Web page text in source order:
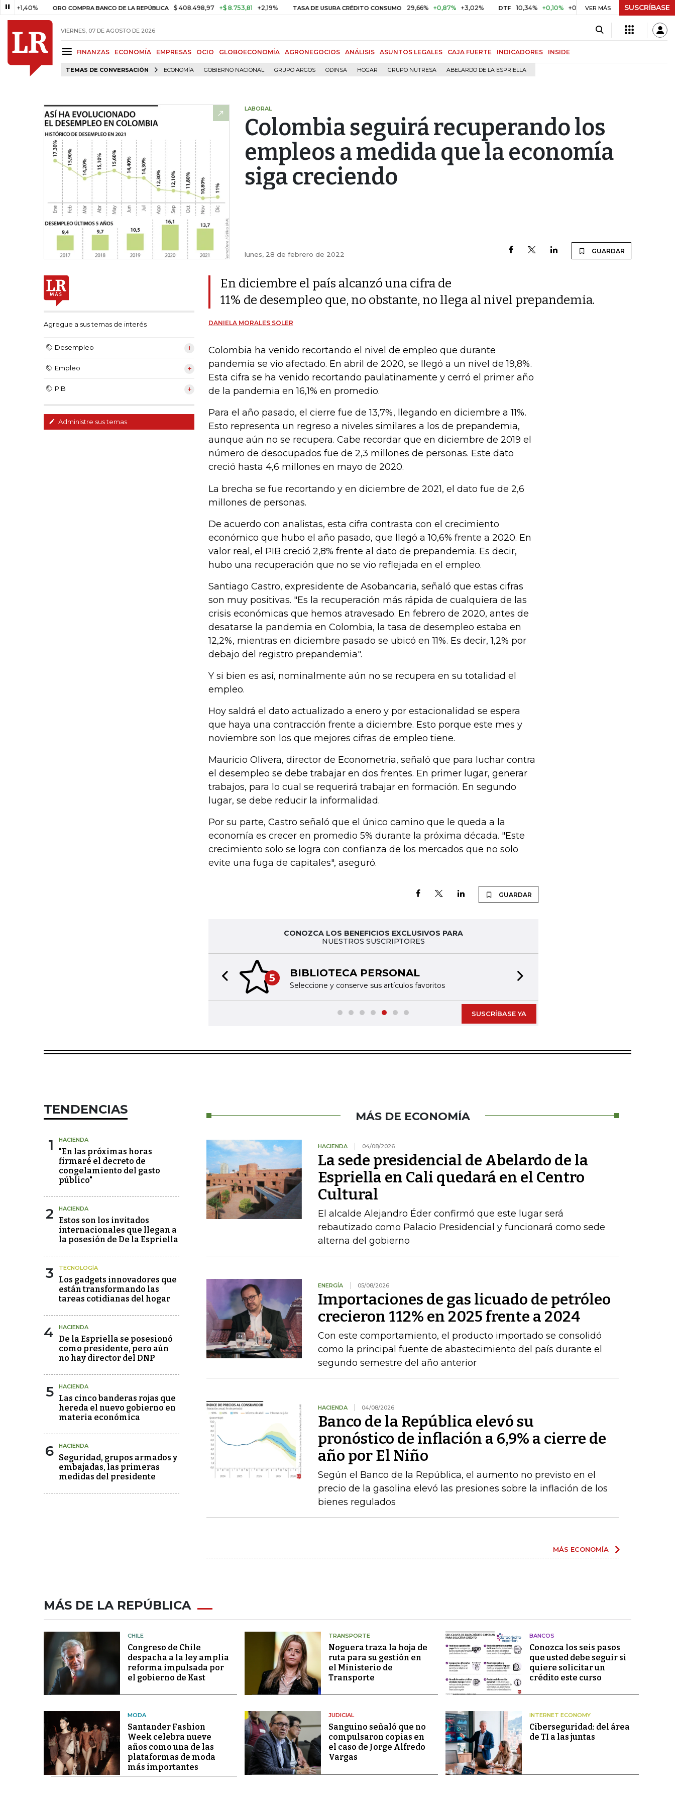
ORO COMPRA BANCO DE LA REPÚBLICA $ 408.498,97 +$ 8.753,81 +2,19% TASA DE USURA CRÉDITO CONSUMO 29,66% +0,87% +3,02% DTF 10,34% +0,10% +0,98% UVR $ 416,96 +$ 0,05 +0,01%
VER MÁS SUSCRÍBASE
VIERNES, 07 DE AGOSTO DE 2026
FINANZAS ECONOMÍA EMPRESAS OCIO GLOBOECONOMÍA AGRONEGOCIOS ANÁLISIS ASUNTOS LEGALES CAJA FUERTE INDICADORES INSIDE
TEMAS DE CONVERSACIÓN ECONOMÍA GOBIERNO NACIONAL GRUPO ARGOS ODINSA HOGAR GRUPO NUTRESA ABELARDO DE LA ESPRIELLA
LABORAL
Colombia seguirá recuperando los
empleos a medida que la economía
siga creciendo
lunes, 28 de febrero de 2022 GUARDAR
Agregue a sus temas de interés
Desempleo
Empleo
PIB
Administre sus temas
En diciembre el país alcanzó una cifra de
11% de desempleo que, no obstante, no llega al nivel prepandemia.
DANIELA MORALES SOLER
Colombia ha venido recortando el nivel de empleo que durante
pandemia se vio afectado. En abril de 2020, se llegó a un nivel de 19,8%.
Esta cifra se ha venido recortando paulatinamente y cerró el primer año
de la pandemia en 16,1% en promedio.
Para el año pasado, el cierre fue de 13,7%, llegando en diciembre a 11%.
Esto representa un regreso a niveles similares a los de prepandemia,
aunque aún no se recupera. Cabe recordar que en diciembre de 2019 el
número de desocupados fue de 2,3 millones de personas. Este dato
creció hasta 4,6 millones en mayo de 2020.
La brecha se fue recortando y en diciembre de 2021, el dato fue de 2,6
millones de personas.
De acuerdo con analistas, esta cifra contrasta con el crecimiento
económico que hubo el año pasado, que llegó a 10,6% frente a 2020. En
valor real, el PIB creció 2,8% frente al dato de prepandemia. Es decir,
hubo una recuperación que no se vio reflejada en el empleo.
Santiago Castro, expresidente de Asobancaria, señaló que estas cifras
son muy positivas. "Es la recuperación más rápida de cualquiera de las
crisis económicas que hemos atravesado. En febrero de 2020, antes de
desatarse la pandemia en Colombia, la tasa de desempleo estaba en
12,2%, mientras en diciembre pasado se ubicó en 11%. Es decir, 1,2% por
debajo del registro prepandemia".
Y si bien es así, nominalmente aún no se recupera en su totalidad el
empleo.
Hoy saldrá el dato actualizado a enero y por estacionalidad se espera
que haya una contracción frente a diciembre. Esto porque este mes y
noviembre son los que mejores cifras de empleo tiene.
Mauricio Olivera, director de Econometría, señaló que para luchar contra
el desempleo se debe trabajar en dos frentes. En primer lugar, generar
trabajos, para lo cual se requerirá trabajar en formación. En segundo
lugar, se debe reducir la informalidad.
Por su parte, Castro señaló que el único camino que le queda a la
economía es crecer en promedio 5% durante la próxima década. "Este
crecimiento solo se logra con confianza de los mercados que no solo
evite una fuga de capitales", aseguró.
GUARDAR
CONOZCA LOS BENEFICIOS EXCLUSIVOS PARA
NUESTROS SUSCRIPTORES
5 BIBLIOTECA PERSONAL
Seleccione y conserve sus artículos favoritos
Previous slide
SUSCRÍBASE YA
TENDENCIAS
1 HACIENDA
"En las próximas horas
firmaré el decreto de
congelamiento del gasto
público"
2 HACIENDA
Estos son los invitados
internacionales que llegan a
la posesión de De la Espriella
3 TECNOLOGÍA
Los gadgets innovadores que
están transformando las
tareas cotidianas del hogar
4 HACIENDA
De la Espriella se posesionó
como presidente, pero aún
no hay director del DNP
5 HACIENDA
Las cinco banderas rojas que
hereda el nuevo gobierno en
materia económica
6 HACIENDA
Seguridad, grupos armados y
embajadas, las primeras
medidas del presidente
MÁS DE ECONOMÍA
HACIENDA 04/08/2026
La sede presidencial de Abelardo de la
Espriella en Cali quedará en el Centro
Cultural
El alcalde Alejandro Éder confirmó que este lugar será
rebautizado como Palacio Presidencial y funcionará como sede
alterna del gobierno
ENERGÍA 05/08/2026
Importaciones de gas licuado de petróleo
crecieron 112% en 2025 frente a 2024
Con este comportamiento, el producto importado se consolidó
como la principal fuente de abastecimiento del país durante el
segundo semestre del año anterior
HACIENDA 04/08/2026
Banco de la República elevó su
pronóstico de inflación a 6,9% a cierre de
año por El Niño
Según el Banco de la República, el aumento no previsto en el
precio de la gasolina elevó las presiones sobre la inflación de los
bienes regulados
MÁS ECONOMÍA
MÁS DE LA REPÚBLICA
CHILE
Congreso de Chile
despacha a la ley amplia
reforma impulsada por
el gobierno de Kast
TRANSPORTE
Noguera traza la hoja de
ruta para su gestión en
el Ministerio de
Transporte
BANCOS
Conozca los seis pasos
que usted debe seguir si
quiere solicitar un
crédito este curso
MODA
Santander Fashion
Week celebra nueve
años como una de las
plataformas de moda
más importantes
JUDICIAL
Sanguino señaló que no
compulsaron copias en
el caso de Jorge Alfredo
Vargas
INTERNET ECONOMY
Ciberseguridad: del área
de TI a las juntas